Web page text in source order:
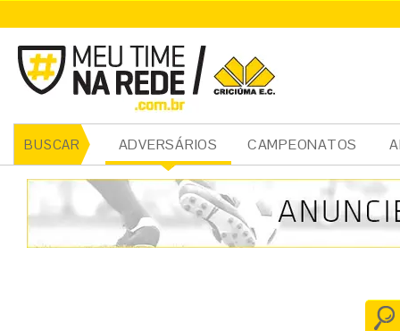
BUSCAR ADVERSÁRIOS CAMPEONATOS
CRICIÚMA